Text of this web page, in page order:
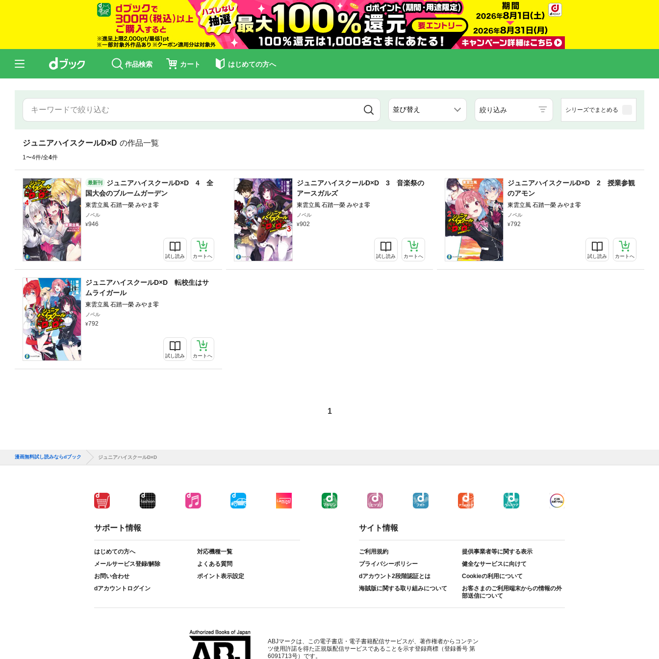
作品検索 カート はじめての方へ
絞り込み シリーズでまとめる
ジュニアハイスクールD×D の作品一覧
1〜4件/全4件
最新刊
ジュニアハイスクールD×D 4 全
国大会のブルームガーデン
東雲立風 石踏一榮 みやま零
ノベル
946
試し読み カートへ
ジュニアハイスクールD×D 3 音楽祭の
アースガルズ
東雲立風 石踏一榮 みやま零
ノベル
902
試し読み カートへ
ジュニアハイスクールD×D 2 授業参観
のアモン
東雲立風 石踏一榮 みやま零
ノベル
792
試し読み カートへ
ジュニアハイスクールD×D 転校生はサ
ムライガール
東雲立風 石踏一榮 みやま零
ノベル
792
試し読み カートへ
1
漫画無料試し読みならdブック ジュニアハイスクールD×D
サポート情報
はじめての方へ
対応機種一覧
メールサービス登録/解除
よくある質問
お問い合わせ
ポイント表示設定
dアカウントログイン
サイト情報
ご利用規約
提供事業者等に関する表示
プライバシーポリシー
健全なサービスに向けて
dアカウント2段階認証とは
Cookieの利用について
海賊版に関する取り組みについて
お客さまのご利用端末からの情報の外
部送信について
ABJマークは、この電子書店・電子書籍配信サービスが、著作権者からコンテン
ツ使用許諾を得た正規版配信サービスであることを示す登録商標（登録番号 第
6091713号）です。